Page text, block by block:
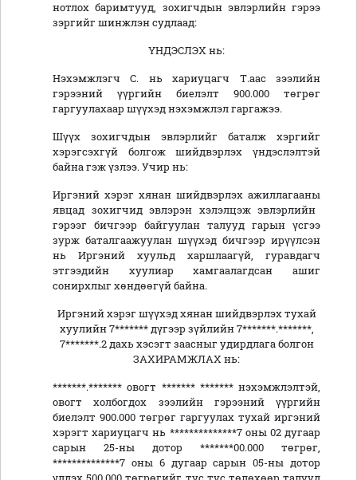
нотлох баримтууд, зохигчдын эвлэрлийн гэрээ
зэргийг шинжлэн судлаад:
ҮНДЭСЛЭХ нь:
Нэхэмжлэгч С. нь хариуцагч Т.аас зээлийн
гэрээний үүргийн биелэлт 900.000 төгрөг
гаргуулахаар шүүхэд нэхэмжлэл гаргажээ.
Шүүх зохигчдын эвлэрлийг баталж хэргийг
хэрэгсэхгүй болгож шийдвэрлэх үндэслэлтэй
байна гэж үзлээ. Учир нь:
Иргэний хэрэг хянан шийдвэрлэх ажиллагааны
явцад зохигчид эвлэрэн хэлэлцэж эвлэрлийн
гэрээг бичгээр байгуулан талууд гарын үсгээ
зурж баталгаажуулан шүүхэд бичгээр ирүүлсэн
нь Иргэний хуульд харшлаагүй, гуравдагч
этгээдийн хуулиар хамгаалагдсан ашиг
сонирхлыг хөндөөгүй байна.
Иргэний хэрэг шүүхэд хянан шийдвэрлэх тухай
хуулийн 7******* дүгээр зүйлийн 7*******.*******,
7*******.2дахь хэсэгт заасныг удирдлага болгон
ЗАХИРАМЖЛАХ нь:
*******.******* овогт ******* ******* нэхэмжлэлтэй,
овогт холбогдох зээлийн гэрээний үүргийн
биелэлт 900.000 төгрөг гаргуулах тухай иргэний
хэрэгт хариуцагч нь **************7 оны 02 дугаар
сарын 25-ны дотор *******00.000 төгрөг,
**************7 оны 6 дугаар сарын 05-ны дотор